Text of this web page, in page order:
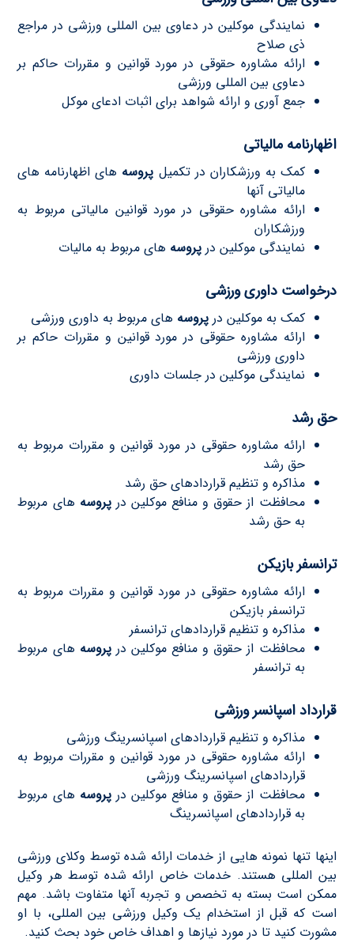
نمایندگى موکلین در دعاوی بین المللی ورزشى در مراجع
ذى صلاح
ارائه مشاوره حقوقى در مورد قوانین و مقررات حاکم بر
دعاوی بین المللی ورزشى
جمع آوری و ارائه شواهد برای اثبات ادعای موکل
اظهارنامه مالیاتی
کمک به ورزشکاران در تکمیل پروسه هاى اظهارنامه هاى
مالیاتى آنها
ارائه مشاوره حقوقى در مورد قوانین مالیاتى مربوط به
ورزشکاران
نمایندگى موکلین درپروسه هاى مربوط به مالیات
درخواست داوری ورزشى
کمک به موکلین درپروسه هاى مربوط به داوری ورزشى
ارائه مشاوره حقوقى در مورد قوانین و مقررات حاکم بر
داوری ورزشى
نمایندگى موکلین در جلسات داوری
حق رشد
ارائه مشاوره حقوقى در مورد قوانین و مقررات مربوط به
حق رشد
مذاکره و تنظیم قراردادهاى حق رشد
محافظت از حقوق و منافع موکلین درپروسه هاى مربوط
به حق رشد
ترانسفر بازیکن
ارائه مشاوره حقوقى در مورد قوانین و مقررات مربوط به
ترانسفر بازیکن
مذاکره و تنظیم قراردادهاى ترانسفر
محافظت از حقوق و منافع موکلین درپروسه هاى مربوط
به ترانسفر
قرارداد اسپانسر ورزشى
مذاکره و تنظیم قراردادهاى اسپانسرینگ ورزشى
ارائه مشاوره حقوقى در مورد قوانین و مقررات مربوط به
قراردادهاى اسپانسرینگ ورزشى
محافظت از حقوق و منافع موکلین درپروسه هاى مربوط
به قراردادهاى اسپانسرینگ
اینها تنها نمونه هایی از خدمات ارائه شده توسط وکلای ورزشی
بین المللی هستند. خدمات خاص ارائه شده توسط هر وکیل
ممکن است بسته به تخصص و تجربه آنها متفاوت باشد. مهم
است که قبل از استخدام یک وکیل ورزشی بین المللی، با او
مشورت کنید تا در مورد نیازها و اهداف خاص خود بحث کنید.